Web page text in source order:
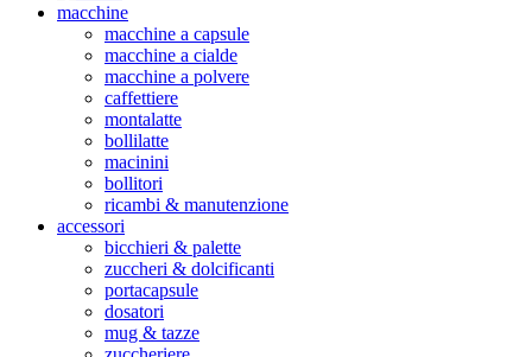
macchine
macchine a capsule
macchine a cialde
macchine a polvere
caffettiere
montalatte
bollilatte
macinini
bollitori
ricambi & manutenzione
accessori
bicchieri & palette
zuccheri & dolcificanti
portacapsule
dosatori
mug & tazze